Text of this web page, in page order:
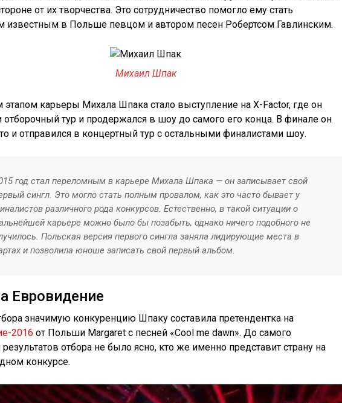
от их творчества. Это сотрудничество помогло ему стать
известным в Польше певцом и автором песен Робертсом Гавлинским.
Михаил Шпак
карьеры Михала Шпака стало выступление на X-Factor, где он
отборочный тур и продержался в шоу до самого его конца. В финале он
и отправился в концертный тур с остальными финалистами шоу.
год стал переломным в карьере Михала Шпака — он записывает свой
сингл. Это могло стать полным провалом, как это часто бывает у
различного рода конкурсов. Естественно, в такой ситуации о
карьере можно было бы позабыть, однако ничего подобного не
Польская версия первого сингла заняла лидирующие места в
и позволила юноше записать свой первый альбом.
Евровидение
значимую конкуренцию Шпаку составила претендентка на
2016 от Польши Margaret с песней «Cool me dawn». До самого
отбора не было ясно, кто же именно представит страну на
конкурсе.